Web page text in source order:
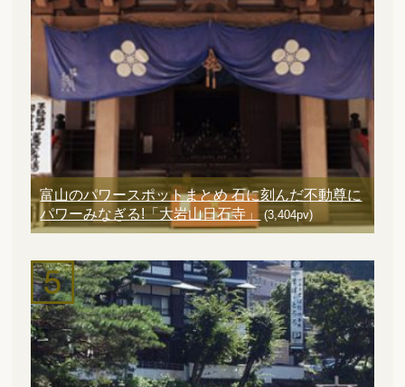
富山のパワースポットまとめ 石に刻んだ不動尊に
パワーみなぎる!「大岩山日石寺」
(3,404pv)